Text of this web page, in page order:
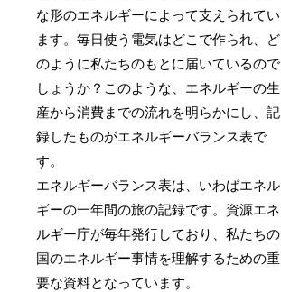
な形のエネルギーによって支えられてい
ます。毎日使う電気はどこで作られ、ど
のように私たちのもとに届いているので
しょうか？このような、エネルギーの生
産から消費までの流れを明らかにし、記
録したものがエネルギーバランス表で
す。
エネルギーバランス表は、いわばエネル
ギーの一年間の旅の記録です。資源エネ
ルギー庁が毎年発行しており、私たちの
国のエネルギー事情を理解するための重
要な資料となっています。